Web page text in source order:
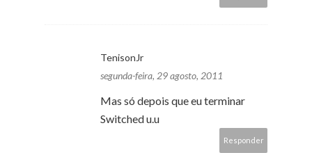
TenisonJr
segunda-feira, 29 agosto, 2011
Mas só depois que eu terminar
Switched u.u
Responder